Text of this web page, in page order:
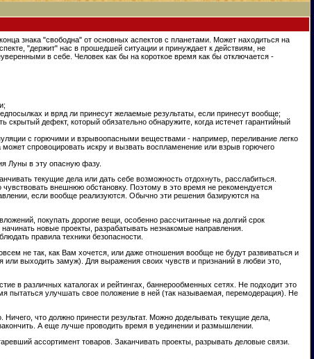
знака "свободна" от основных аспектов с планетами. Может находиться на
"держит" нас в прошедшей ситуации и принуждает к действиям, не
в себе. Человек как бы на короткое время как бы отключается -
и вряд ли принесут желаемые результаты, если принесут вообще;
дефект, который обязательно обнаружите, когда истечет гарантийный
с горючими и взрывоопасными веществами - например, переливание легко
спровоцировать искру и вызвать воспламенение или взрыв горючего
Луны в эту опасную фазу.
текущие дела или дать себе возможность отдохнуть, расслабиться.
внешнюю обстановку. Поэтому в это время не рекомендуется
если вообще реализуются. Обычно эти решения базируются на
покупать дорогие вещи, особенно рассчитанные на долгий срок
новые проекты, разрабатывать незнакомые направления.
правила техники безопасности.
не так, как Вам хочется, или даже отношения вообще не будут развиваться и
выходить замуж). Для выражения своих чувств и признаний в любви это,
в различных каталогах и рейтингах, баннерообменных сетях. Не подходит это
пытаться улучшать свое положение в ней (так называемая, перемодерация). Не
что должно принести результат. Можно доделывать текущие дела,
А еще лучше проводить время в уединении и размышлении.
ассортимент товаров. Заканчивать проекты, разрывать деловые связи.